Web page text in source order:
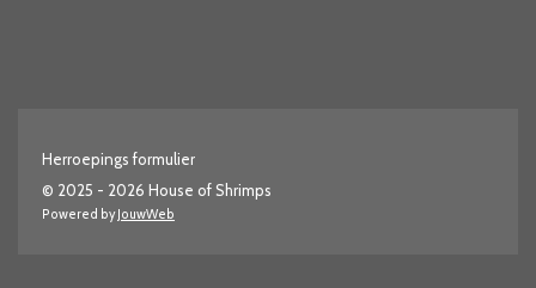
Herroepings formulier
© 2025 - 2026 House of Shrimps
Powered by JouwWeb